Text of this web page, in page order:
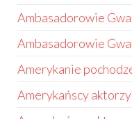
Ambasadorowie
Ambasadorowie
Amerykanie
Amerykańscy